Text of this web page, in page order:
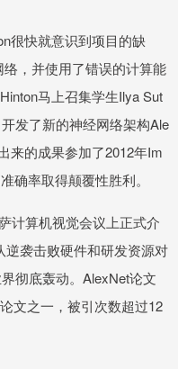
快就意识到项目的缺
，并使用了错误的计算能
马上召集学生Ilya Sut
发了新的神经网络架构Ale
来的成果参加了2012年Im
确率取得颠覆性胜利。
算机视觉会议上正式介
袭击败硬件和研发资源对
彻底轰动。AlexNet论文
文之一，被引次数超过12